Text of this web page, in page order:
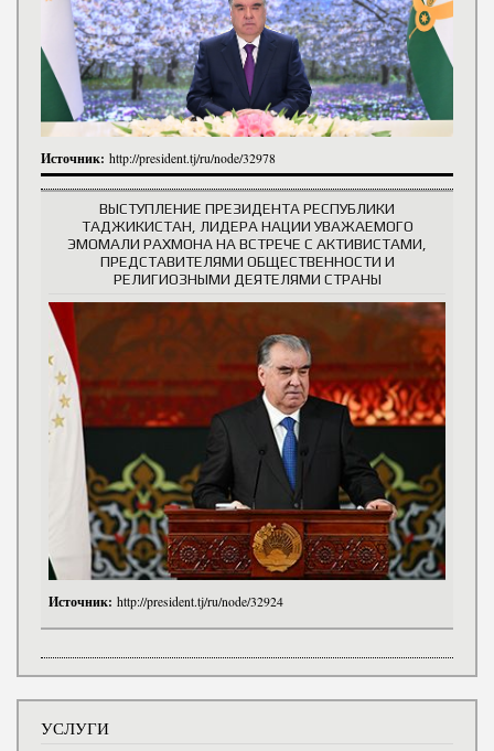
Источник: http://president.tj/ru/node/32978
ВЫСТУПЛЕНИЕ ПРЕЗИДЕНТА РЕСПУБЛИКИ
ТАДЖИКИСТАН, ЛИДЕРА НАЦИИ УВАЖАЕМОГО
ЭМОМАЛИ РАХМОНА НА ВСТРЕЧЕ С АКТИВИСТАМИ,
ПРЕДСТАВИТЕЛЯМИ ОБЩЕСТВЕННОСТИ И
РЕЛИГИОЗНЫМИ ДЕЯТЕЛЯМИ СТРАНЫ
Источник: http://president.tj/ru/node/32924
УСЛУГИ